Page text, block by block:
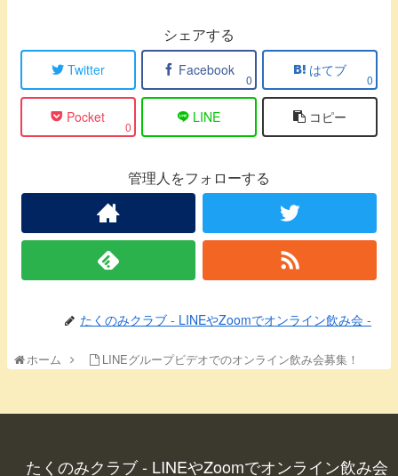
シェアする
Twitter Facebook
0
はてブ
0
Pocket
0
LINE コピー
管理人をフォローする
たくのみクラブ - LINEやZoomでオンライン飲み会 -
ホーム LINEグループビデオでのオンライン飲み会募集！
たくのみクラブ - LINEやZoomでオンライン飲み会